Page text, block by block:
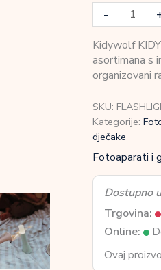
-
Kidywolf
3-
dječija
lampa
Blue
količina
Kidywolf
asortimana s
organizovani
SKU:
Kategorije:
dječake
Fotoaparati i
Dostupno
Trgovina:
Online:
Ovaj